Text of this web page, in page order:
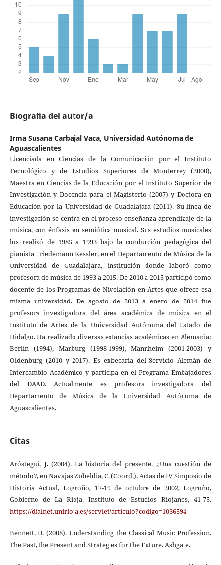
Biografía del autor/a
Irma Susana Carbajal Vaca, Universidad Autónoma de
Aguascalientes
Licenciada en Ciencias de la Comunicación por el Instituto
Tecnológico y de Estudios Superiores de Monterrey (2000),
Maestra en Ciencias de la Educación por el Instituto Superior de
Investigación y Docencia para el Magisterio (2007) y Doctora en
Educación por la Universidad de Guadalajara (2011). Su línea de
investigación se centra en el proceso enseñanza-aprendizaje de la
música, con énfasis en semiótica musical. Sus estudios musicales
los realizó de 1985 a 1993 bajo la conducción pedagógica del
pianista Friedemann Kessler, en el Departamento de Música de la
Universidad de Guadalajara, institución donde laboró como
profesora de música de 1993 a 2015. De 2010 a 2015 participó como
docente de los Programas de Nivelación en Artes que ofrece esa
misma universidad. De agosto de 2013 a enero de 2014 fue
profesora investigadora del área académica de música en el
Instituto de Artes de la Universidad Autónoma del Estado de
Hidalgo. Ha realizado diversas estancias académicas en Alemania:
Berlín (1994), Marburg (1998-1999), Mannheim (2001-2003) y
Oldenburg (2010 y 2017). Es exbecaria del Servicio Alemán de
Intercambio Académico y participa en el Programa Embajadores
del DAAD. Actualmente es profesora investigadora del
Departamento de Música de la Universidad Autónoma de
Aguascalientes.
Citas
Aróstegui, J. (2004). La historia del presente. ¿Una cuestión de
método?, en Navajas Zubeldia, C. (Coord.), Actas de IV Simposio de
Historia Actual, Logroño, 17-19 de octubre de 2002, Logroño,
Gobierno de La Rioja. Instituto de Estudios Riojanos, 41-75.
https://dialnet.unirioja.es/servlet/articulo?codigo=1036594
Bennett, D. (2008). Understanding the Classical Music Profession.
The Past, the Present and Strategies for the Future. Ashgate.